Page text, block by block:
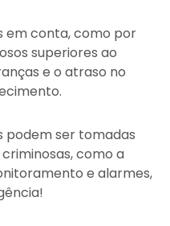
em conta, como por
superiores ao
e o atraso no
podem ser tomadas
como a
e alarmes,